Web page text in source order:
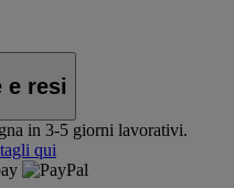
e resi
in 3-5 giorni lavorativi.
qui